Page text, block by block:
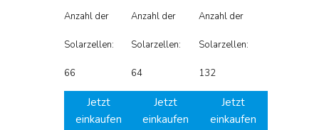
Anzahl der
Solarzellen:
66
Jetzt
einkaufen
Anzahl der
Solarzellen:
64
Jetzt
einkaufen
Anzahl der
Solarzellen:
132
Jetzt
einkaufen